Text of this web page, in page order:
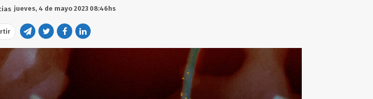
jueves, 4 de mayo 2023 08:46hs